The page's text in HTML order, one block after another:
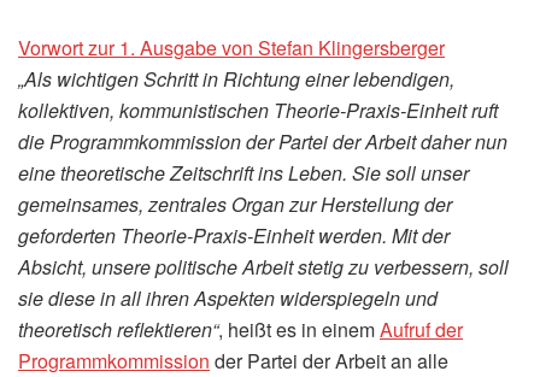
Vorwort zur 1. Ausgabe von Stefan Klingersberger
„Als wichtigen Schritt in Richtung einer lebendigen,
kollektiven, kommunistischen Theorie-Praxis-Einheit ruft
die Programmkommission der Partei der Arbeit daher nun
eine theoretische Zeitschrift ins Leben. Sie soll unser
gemeinsames, zentrales Organ zur Herstellung der
geforderten Theorie-Praxis-Einheit werden. Mit der
Absicht, unsere politische Arbeit stetig zu verbessern, soll
sie diese in all ihren Aspekten widerspiegeln und
theoretisch reflektieren“, heißt es in einemAufruf der
Programmkommission der Partei der Arbeit an alle